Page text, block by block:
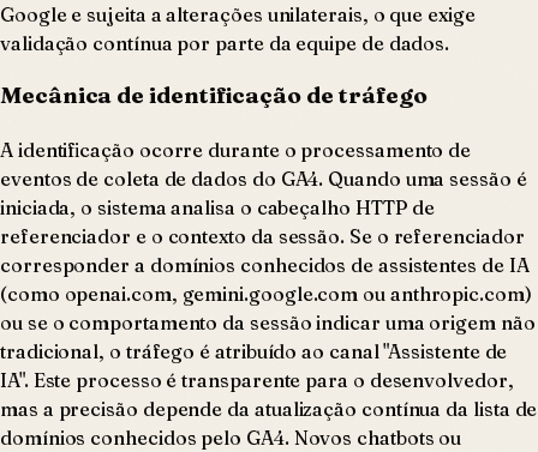
Google e sujeita a alterações unilaterais, o que exige
validação contínua por parte da equipe de dados.
Mecânica de identificação de tráfego
A identificação ocorre durante o processamento de
eventos de coleta de dados do GA4. Quando uma sessão é
iniciada, o sistema analisa o cabeçalho HTTP de
referenciador e o contexto da sessão. Se o referenciador
corresponder a domínios conhecidos de assistentes de IA
(como openai.com, gemini.google.com ou anthropic.com)
ou se o comportamento da sessão indicar uma origem não
tradicional, o tráfego é atribuído ao canal "Assistente de
IA". Este processo é transparente para o desenvolvedor,
mas a precisão depende da atualização contínua da lista de
domínios conhecidos pelo GA4. Novos chatbots ou